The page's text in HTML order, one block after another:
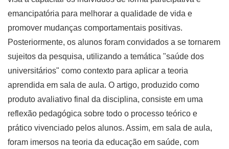
emancipatória para melhorar a qualidade de vida e
promover mudanças comportamentais positivas.
Posteriormente, os alunos foram convidados a se tornarem
sujeitos da pesquisa, utilizando a temática "saúde dos
universitários" como contexto para aplicar a teoria
aprendida em sala de aula. O artigo, produzido como
produto avaliativo final da disciplina, consiste em uma
reflexão pedagógica sobre todo o processo teórico e
prático vivenciado pelos alunos. Assim, em sala de aula,
foram imersos na teoria da educação em saúde, com